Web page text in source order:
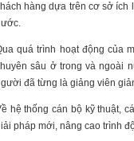
hàng dựa trên cơ sở ích
quá trình hoạt động của
sâu ở trong và ngoài
đã từng là giảng viên
hệ thống cán bộ kỹ thuật,
pháp mới, nâng cao trình